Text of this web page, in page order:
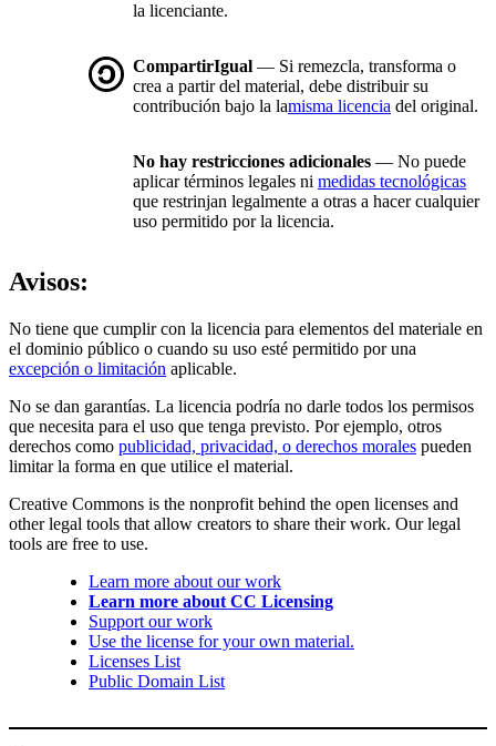
la licenciante.
CompartirIgual — Si remezcla, transforma o
crea a partir del material, debe distribuir su
contribución bajo la lamisma licencia del original.
No hay restricciones adicionales — No puede
aplicar términos legales ni medidas tecnológicas
que restrinjan legalmente a otras a hacer cualquier
uso permitido por la licencia.
Avisos:
No tiene que cumplir con la licencia para elementos del materiale en
el dominio público o cuando su uso esté permitido por una
excepción o limitación aplicable.
No se dan garantías. La licencia podría no darle todos los permisos
que necesita para el uso que tenga previsto. Por ejemplo, otros
derechos como publicidad, privacidad, o derechos morales pueden
limitar la forma en que utilice el material.
Creative Commons is the nonprofit behind the open licenses and
other legal tools that allow creators to share their work. Our legal
tools are free to use.
Learn more about our work
Learn more about CC Licensing
Support our work
Use the license for your own material.
Licenses List
Public Domain List